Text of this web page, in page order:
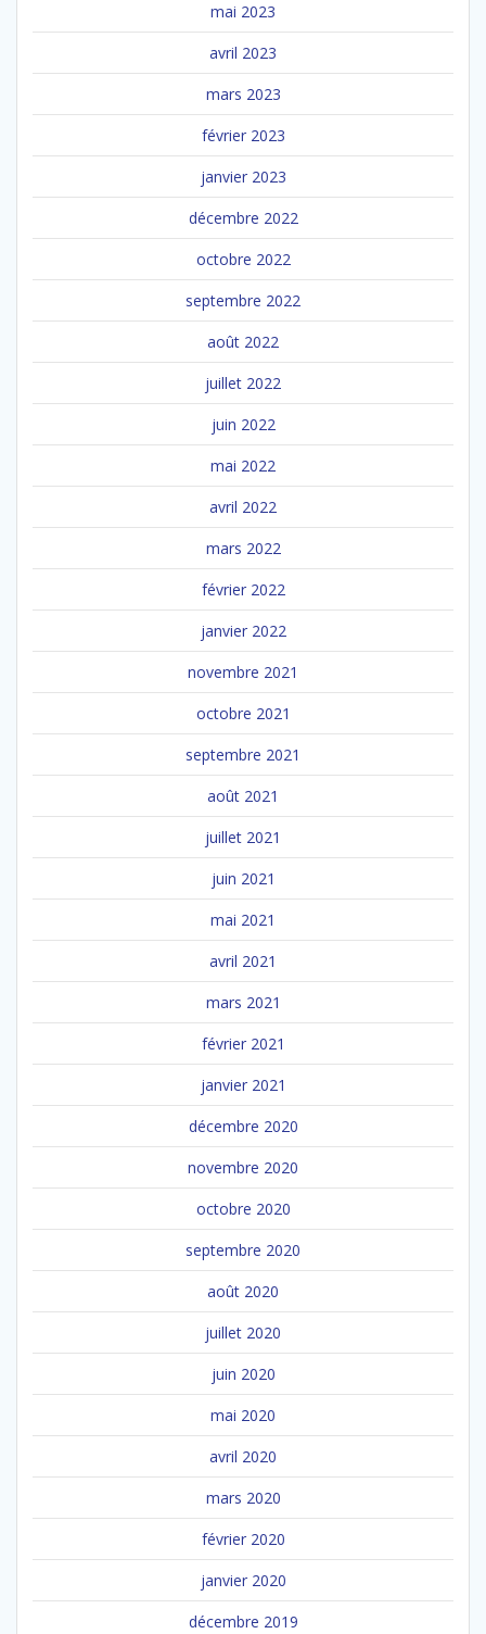
mai 2023
avril 2023
mars 2023
février 2023
janvier 2023
décembre 2022
octobre 2022
septembre 2022
août 2022
juillet 2022
juin 2022
mai 2022
avril 2022
mars 2022
février 2022
janvier 2022
novembre 2021
octobre 2021
septembre 2021
août 2021
juillet 2021
juin 2021
mai 2021
avril 2021
mars 2021
février 2021
janvier 2021
décembre 2020
novembre 2020
octobre 2020
septembre 2020
août 2020
juillet 2020
juin 2020
mai 2020
avril 2020
mars 2020
février 2020
janvier 2020
décembre 2019